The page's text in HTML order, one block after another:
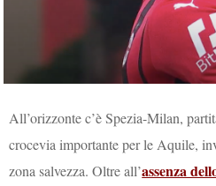
All’orizzonte c’è Spezia-Milan,
crocevia importante per le Aquile,
zona salvezza. Oltre all’assenza